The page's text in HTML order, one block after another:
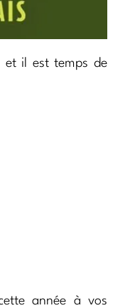
et il est temps de
année à vos